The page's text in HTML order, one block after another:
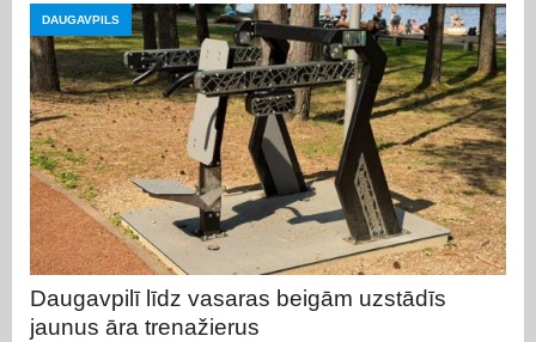
DAUGAVPILS
Daugavpilī līdz vasaras beigām uzstādīs
jaunus āra trenažierus